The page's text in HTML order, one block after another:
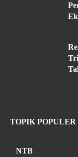
TOPIK POPULER
NTB